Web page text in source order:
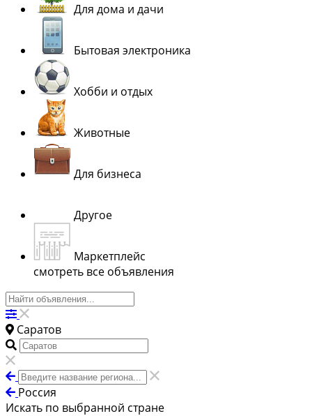
Для дома и дачи
Бытовая электроника
Хобби и отдых
Животные
Для бизнеса
Другое
Маркетплейс
смотреть все объявления
Саратов
Россия
Искать по выбранной стране